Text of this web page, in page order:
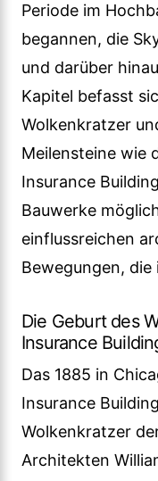
Periode im
begannen, die
und darüber
Kapitel befasst
Wolkenkratzer
Meilensteine wie
Insurance
Bauwerke
einflussreichen
Bewegungen,
Die Geburt des
Insurance
Das 1885 in
Insurance
Wolkenkratzer
Architekten